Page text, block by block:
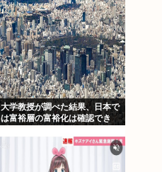
大学教授が調べた結果、日本で
は富裕層の富裕化は確認でき